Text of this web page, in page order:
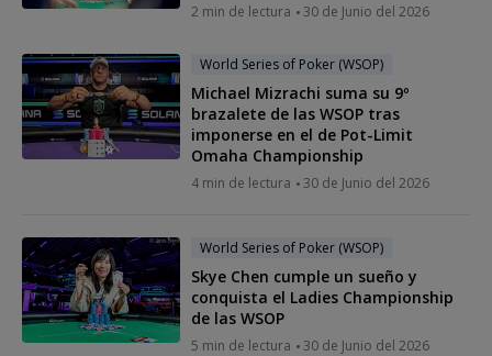
2 min de lectura 30 de Junio del 2026
World Series of Poker (WSOP)
Michael Mizrachi suma su 9º
brazalete de las WSOP tras
imponerse en el de Pot-Limit
Omaha Championship
4 min de lectura 30 de Junio del 2026
World Series of Poker (WSOP)
Skye Chen cumple un sueño y
conquista el Ladies Championship
de las WSOP
5 min de lectura 30 de Junio del 2026